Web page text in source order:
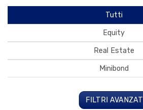
Tutti
Equity
Real Estate
Minibond
FILTRI AVANZATI